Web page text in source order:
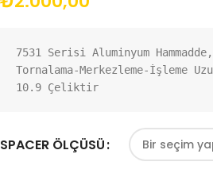
7531 Serisi Aluminyum Hammadde,
Tornalama-Merkezleme-İşleme
10.9 Çeliktir
SPACER ÖLÇÜSÜ